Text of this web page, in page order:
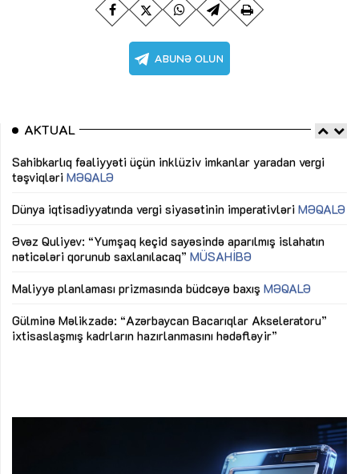
AKTUAL
Sahibkarlıq fəaliyyəti üçün inklüziv imkanlar yaradan vergi
təşviqləri MƏQALƏ
Dünya iqtisadiyyatında vergi siyasətinin imperativləri MƏQALƏ
Əvəz Quliyev: “Yumşaq keçid sayəsində aparılmış islahatın
nəticələri qorunub saxlanılacaq” MÜSAHİBƏ
Maliyyə planlaması prizmasında büdcəyə baxış MƏQALƏ
Gülminə Məlikzadə: “Azərbaycan Bacarıqlar Akseleratoru”
ixtisaslaşmış kadrların hazırlanmasını hədəfləyir”